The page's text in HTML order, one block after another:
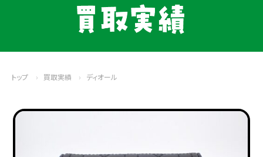
トップ › 買取実績 › ディオール